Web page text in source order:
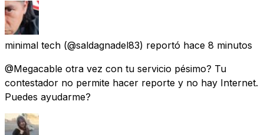
minimal tech (@saldagnadel83) reportó hace 8 minutos
@Megacable otra vez con tu servicio pésimo? Tu
contestador no permite hacer reporte y no hay Internet.
Puedes ayudarme?